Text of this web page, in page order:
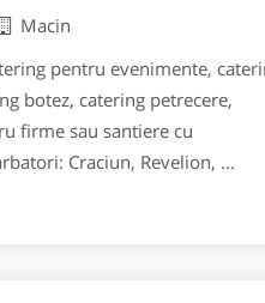
Macin
pentru evenimente,
botez, catering petrecere,
firme sau santiere cu
Craciun, Revelion, ...